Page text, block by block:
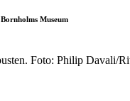
Museum
Foto: Philip Davali/